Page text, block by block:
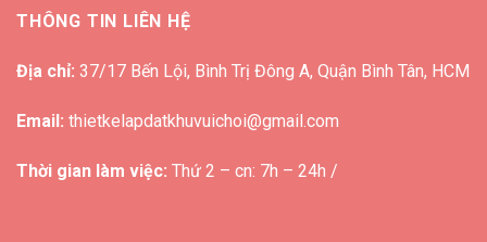
THÔNG TIN LIÊN HỆ
Địa chỉ: 37/17 Bến Lội, Bình Trị Đông A, Quận Bình Tân, HCM
Email: thietkelapdatkhuvuichoi@gmail.com
Thời gian làm việc: Thứ 2 – cn: 7h – 24h /